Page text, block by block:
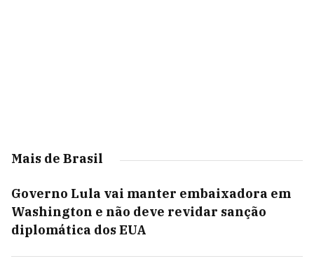
Mais de Brasil
Governo Lula vai manter embaixadora em
Washington e não deve revidar sanção
diplomática dos EUA